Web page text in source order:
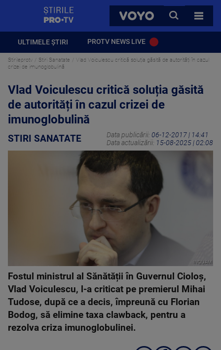
VOYO
CAUTA
TOATE
ULTIMELE ȘTIRI PROTV NEWS LIVE
Stirileprotv Stiri Sanatate
Vlad Voiculescu critică soluția găsită de autorități în cazul
crizei de imunoglobulină
Vlad Voiculescu critică soluția găsită
de autorități în cazul crizei de
imunoglobulină
STIRI SANATATE Data publicării: 06-12-2017 | 14:41
Data actualizării: 15-08-2025 | 02:08
INQUAM
Fostul ministrul al Sănătății în Guvernul Cioloș,
Vlad Voiculescu, l-a criticat pe premierul Mihai
Tudose, după ce a decis, împreună cu Florian
Bodog, să elimine taxa clawback, pentru a
rezolva criza imunoglobulinei.